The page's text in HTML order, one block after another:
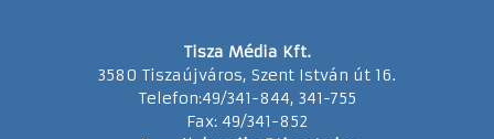
Tisza Média Kft.
3580 Tiszaújváros, Szent István út 16.
Telefon:49/341-844, 341-755
Fax: 49/341-852